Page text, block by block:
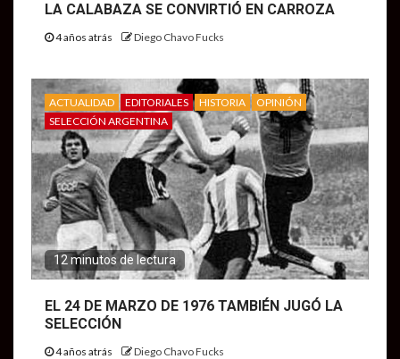
LA CALABAZA SE CONVIRTIÓ EN CARROZA
4 años atrás Diego Chavo Fucks
ACTUALIDAD EDITORIALES HISTORIA
OPINIÓN
SELECCIÓN ARGENTINA
12 minutos de lectura
EL 24 DE MARZO DE 1976 TAMBIÉN JUGÓ LA
SELECCIÓN
4 años atrás Diego Chavo Fucks